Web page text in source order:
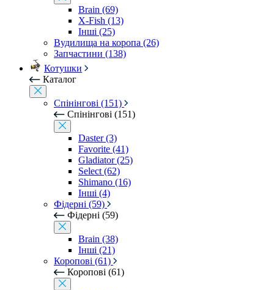
Brain (69)
X-Fish (13)
Інші (25)
Вудилища на коропа (26)
Запчастини (138)
Котушки
Каталог
Спінінгові (151)
Спінінгові (151)
Daster (3)
Favorite (41)
Gladiator (25)
Select (62)
Shimano (16)
Інші (4)
Фідерні (59)
Фідерні (59)
Brain (38)
Інші (21)
Коропові (61)
Коропові (61)